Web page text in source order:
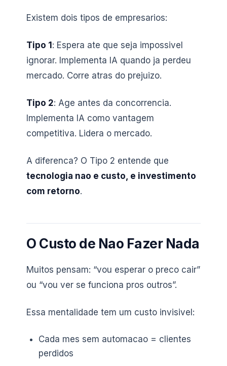
Existem dois tipos de empresarios:
Tipo 1: Espera ate que seja impossivel
ignorar. Implementa IA quando ja perdeu
mercado. Corre atras do prejuizo.
Tipo 2: Age antes da concorrencia.
Implementa IA como vantagem
competitiva. Lidera o mercado.
A diferenca? O Tipo 2 entende que
tecnologia nao e custo, e investimento
com retorno.
O Custo de Nao Fazer Nada
Muitos pensam: “vou esperar o preco cair”
ou “vou ver se funciona pros outros”.
Essa mentalidade tem um custo invisivel:
Cada mes sem automacao = clientes
perdidos